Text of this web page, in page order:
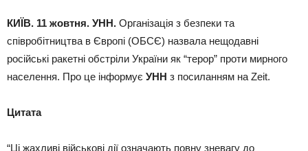
КИЇВ. 11 жовтня. УНН. Організація з безпеки та
співробітництва в Європі (ОБСЄ) назвала нещодавні
російські ракетні обстріли України як “терор” проти мирного
населення. Про це інформує УНН з посиланням на Zeit.
Цитата
“Ці жахливі військові дії означають повну зневагу до